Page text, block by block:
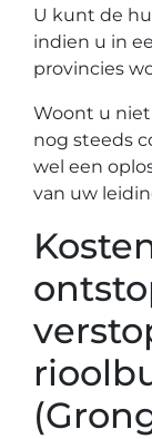
U kunt de
indien u in
provincies
Woont u
nog steeds
wel een
van uw